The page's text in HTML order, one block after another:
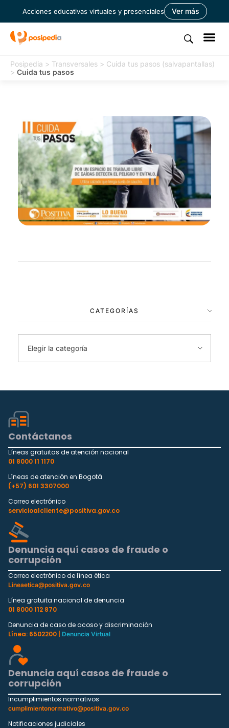
Acciones educativas virtuales y presenciales Ver más
Posipedia > Transversales > Cuida tus pasos (salvapantallas)
> Cuida tus pasos
CATEGORÍAS
Contáctanos
Líneas gratuitas de atención nacional
01 8000 11 1170
Líneas de atención en Bogotá
(+57) 601 3307000
Correo electrónico
servicioalcliente@positiva.gov.co
Denuncia aquí casos de fraude o
corrupción
Correo electrónico de línea ética
Lineaetica@positiva.gov.co
Línea gratuita nacional de denuncia
01 8000 112 870
Denuncia de caso de acoso y discriminación
Línea: 6502200 |
Denuncia Virtual
Denuncia aquí casos de fraude o
corrupción
Incumplimientos normativos
cumplimientonormativo@positiva.gov.co
Notificaciones judiciales